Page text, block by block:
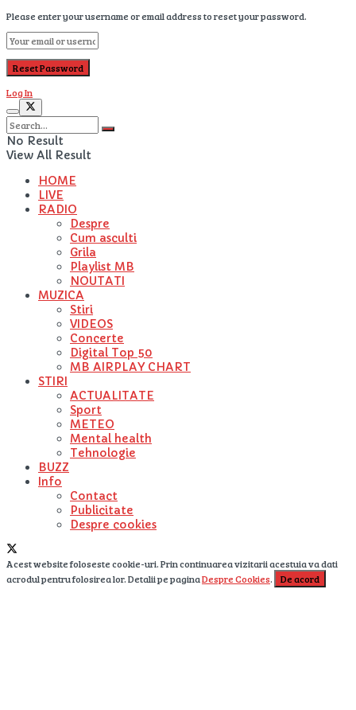
Please enter your username or email address to reset your password.
Log In
No Result
View All Result
HOME
LIVE
RADIO
Despre
Cum asculti
Grila
Playlist MB
NOUTATI
MUZICA
Stiri
VIDEOS
Concerte
Digital Top 50
MB AIRPLAY CHART
STIRI
ACTUALITATE
Sport
METEO
Mental health
Tehnologie
BUZZ
Info
Contact
Publicitate
Despre cookies
Acest website foloseste cookie-uri. Prin continuarea vizitarii acestuia va dati
acrodul pentru folosirea lor. Detalii pe paginaDespre Cookies. De acord